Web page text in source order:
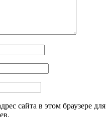
сайта в этом браузере для